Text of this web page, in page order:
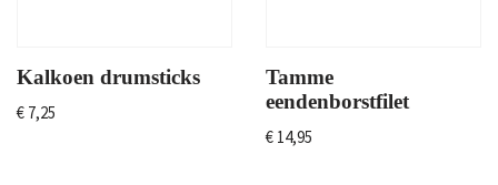
Kalkoen drumsticks
€ 7,25
Tamme
eendenborstfilet
€ 14,95